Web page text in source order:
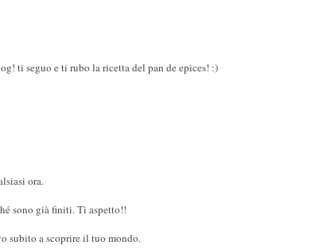
ti seguo e ti rubo la ricetta del pan de epices! :)
ora.
sono già finiti. Ti aspetto!!
subito a scoprire il tuo mondo.